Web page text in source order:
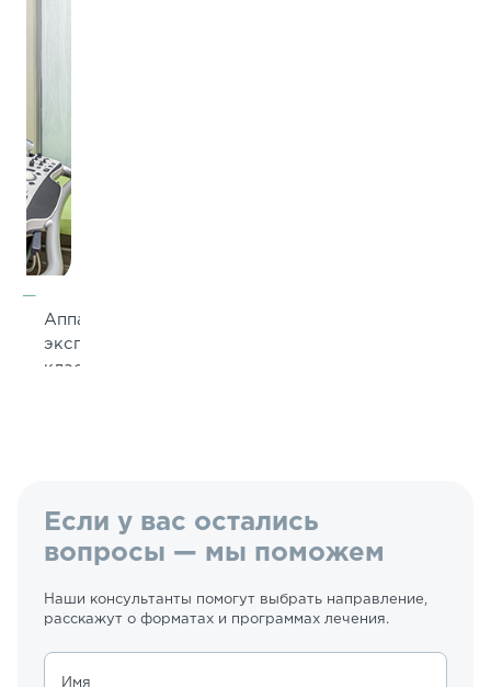
Аппарат
экспертного
класса
всё
Если у вас остались
вопросы — мы поможем
Наши консультанты помогут выбрать направление,
расскажут о форматах и программах лечения.
Имя